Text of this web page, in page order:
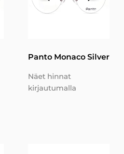
Panto Monaco Silver
Näet hinnat
kirjautumalla